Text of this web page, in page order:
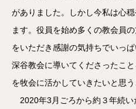
がありました。しかし今私は心
ます。役員を始め多くの教会員
をいただき感謝の気持ちでいっ
深谷教会に導いてくださったこ
を牧会に活かしていきたいと思う
2020年3月ごろから約３年続い